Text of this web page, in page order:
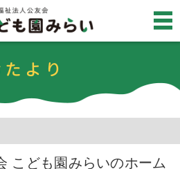
より
こども園みらいのホーム